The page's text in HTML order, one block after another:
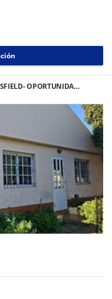
OPORTUNIDA…